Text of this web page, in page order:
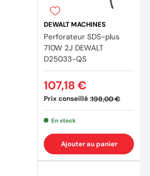
DEWALT MACHINES
Perforateur SDS-plus
710W 2J DEWALT
D25033-QS
Prix conseillé :198,00 €
107,18 €
En stock
Ajouter au panier